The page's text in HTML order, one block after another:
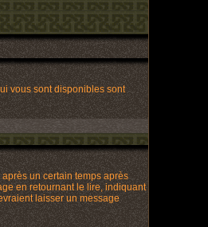
vous sont disponibles sont
un certain temps après
en retournant le lire, indiquant
laisser un message